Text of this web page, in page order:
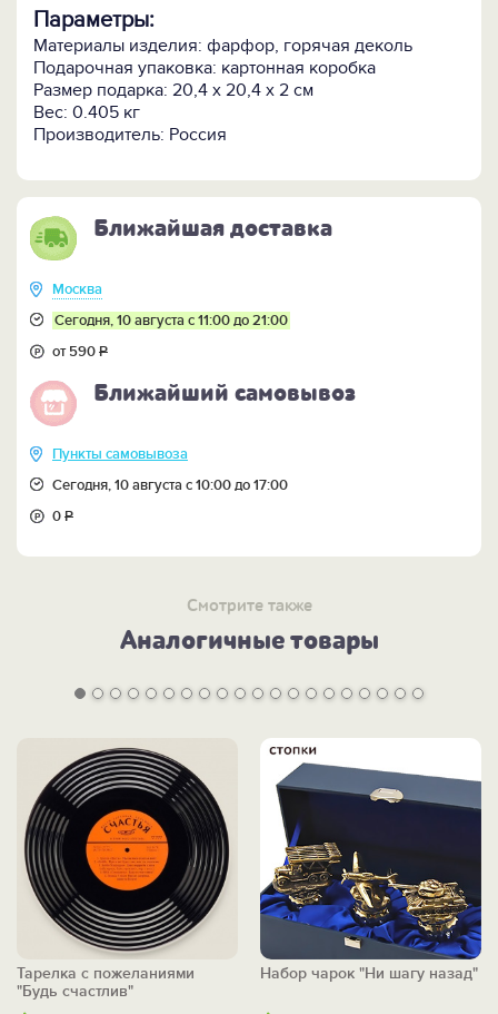
глаза, выразить свою заботу и привязанность.
Чтобы воздать должное за труды, заботы и любовь.
Параметры:
Материалы изделия: фарфор, горячая деколь
Подарочная упаковка: картонная коробка
Размер подарка: 20,4 х 20,4 х 2 см
Вес: 0.405 кг
Производитель: Россия
Ближайшая доставка
Москва
Сегодня, 10 августа с 11:00 до 21:00
от 590Р
Ближайший самовывоз
Пункты самовывоза
Сегодня, 10 августа с 10:00 до 17:00
0Р
Смотрите также
Аналогичные товары
Тарелка с пожеланиями
"Будь счастлив"
Набор чарок "Ни шагу назад"